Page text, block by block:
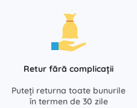
Retur fără complicații
Puteți returna toate bunurile
în termen de 30 zile